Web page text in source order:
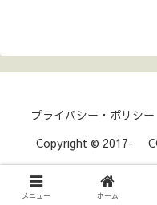
プライバシー・ポリシー
Copyright © 2017-
メニュー ホーム